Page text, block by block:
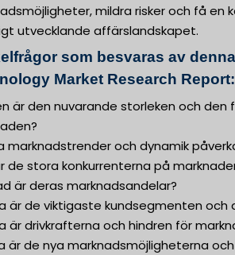
mildra risker och få en
utvecklande affärslandskapet.
som besvaras av
Market Research Report:
är den nuvarande storleken och
marknadstrender och dynamik
de stora konkurrenterna på
är deras marknadsandelar?
är de viktigaste kundsegmenten och
är drivkrafterna och hindren för
är de nya marknadsmöjligheterna